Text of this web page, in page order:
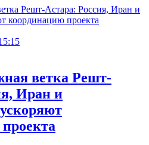
ветка Решт-
Иран и